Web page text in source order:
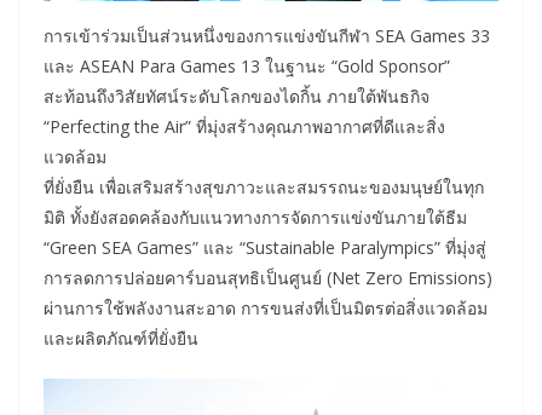
การเข้าร่วมเป็นส่วนหนึ่งของการแข่งขันกีฬา SEA Games 33
และ ASEAN Para Games 13 ในฐานะ “Gold Sponsor”
สะท้อนถึงวิสัยทัศน์ระดับโลกของไดกิ้น ภายใต้พันธกิจ
“Perfecting the Air” ที่มุ่งสร้างคุณภาพอากาศที่ดีและสิ่ง
แวดล้อม
ที่ยั่งยืน เพื่อเสริมสร้างสุขภาวะและสมรรถนะของมนุษย์ในทุก
มิติ ทั้งยังสอดคล้องกับแนวทางการจัดการแข่งขันภายใต้ธีม
“Green SEA Games” และ “Sustainable Paralympics” ที่มุ่งสู่
การลดการปล่อยคาร์บอนสุทธิเป็นศูนย์ (Net Zero Emissions)
ผ่านการใช้พลังงานสะอาด การขนส่งที่เป็นมิตรต่อสิ่งแวดล้อม
และผลิตภัณฑ์ที่ยั่งยืน